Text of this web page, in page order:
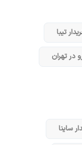
تیبا
در تهران
ساینا